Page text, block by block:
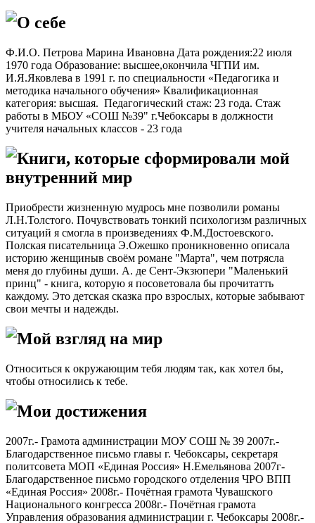
О себе
Ф.И.О. Петрова Марина Ивановна Дата рождения:22 июля
1970 года Образование: высшее,окончила ЧГПИ им.
И.Я.Яковлева в 1991 г. по специальности «Педагогика и
методика начального обучения» Квалификационная
категория: высшая. Педагогический стаж: 23 года. Стаж
работы в МБОУ «СОШ №39" г.Чебоксары в должности
учителя начальных классов - 23 года
Книги, которые сформировали мой
внутренний мир
Приобрести жизненную мудрось мне позволили романы
Л.Н.Толстого. Почувствовать тонкий психологизм различных
ситуаций я смогла в произведениях Ф.М.Достоевского.
Полская писательница Э.Ожешко проникновенно описала
историю женщиныв своём романе "Марта", чем потрясла
меня до глубины души. А. де Сент-Экзюпери "Маленький
принц" - книга, которую я посоветовала бы прочитатть
каждому. Это детская сказка про взрослых, которые забывают
свои мечты и надежды.
Мой взгляд на мир
Относиться к окружающим тебя людям так, как хотел бы,
чтобы относились к тебе.
Мои достижения
2007г.- Грамота администрации МОУ СОШ № 39 2007г.-
Благодарственное письмо главы г. Чебоксары, секретаря
политсовета МОП «Единая Россия» Н.Емельянова 2007г-
Благодарственное письмо городского отделения ЧРО ВПП
«Единая Россия» 2008г.- Почётная грамота Чувашского
Национального конгресса 2008г.- Почётная грамота
Управления образования администрации г. Чебоксары 2008г.-